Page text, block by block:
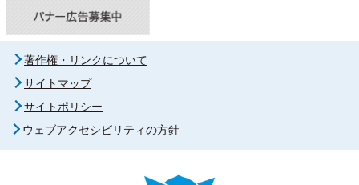
著作権・リンクについて
サイトマップ
サイトポリシー
ウェブアクセシビリティの方針